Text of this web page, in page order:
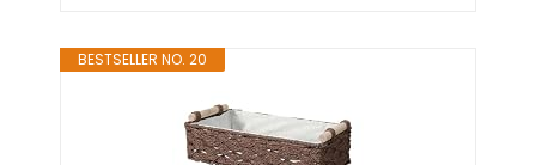
BESTSELLER NO. 20